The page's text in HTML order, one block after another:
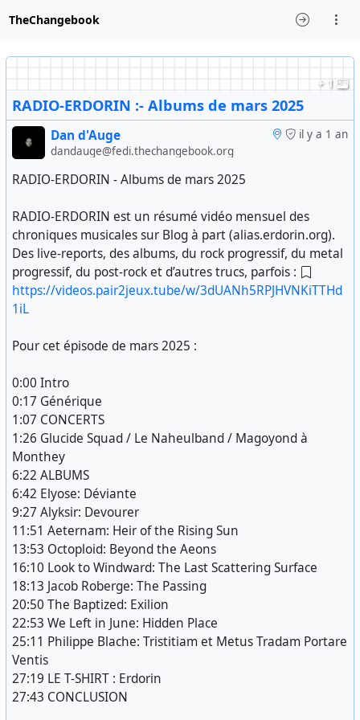
TheChangebook
+ 1
RADIO-ERDORIN :- Albums de mars 2025
il y a 1 an
Dan d'Auge
dandauge@fedi.thechangebook.org
RADIO-ERDORIN - Albums de mars 2025
RADIO-ERDORIN est un résumé vidéo mensuel des
chroniques musicales sur Blog à part (alias.erdorin.org).
Des live-reports, des albums, du rock progressif, du metal
progressif, du post-rock et d’autres trucs, parfois :
https://videos.pair2jeux.tube/w/3dUANh5RPJHVNKiTTHd
1iL
Pour cet épisode de mars 2025 :
0:00 Intro
0:17 Générique
1:07 CONCERTS
1:26 Glucide Squad / Le Naheulband / Magoyond à
Monthey
6:22 ALBUMS
6:42 Elyose: Déviante
9:27 Alyksir: Devourer
11:51 Aeternam: Heir of the Rising Sun
13:53 Octoploid: Beyond the Aeons
16:10 Look to Windward: The Last Scattering Surface
18:13 Jacob Roberge: The Passing
20:50 The Baptized: Exilion
22:53 We Left in June: Hidden Place
25:11 Philippe Blache: Tristitiam et Metus Tradam Portare
Ventis
27:19 LE T-SHIRT : Erdorin
27:43 CONCLUSION